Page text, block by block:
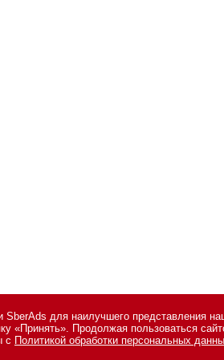
данных,информация об авторских
495 974-22-60 (доб. 1500). Факс: +7 495
для наилучшего представления
«Принять». Продолжая пользоваться
с Политикой обработки персональных